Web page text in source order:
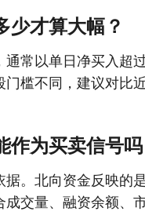
少才算大幅？
通常以单日净买入超
门槛不同，建议对比
作为买卖信号吗
。北向资金反映的
交量、融资余额、